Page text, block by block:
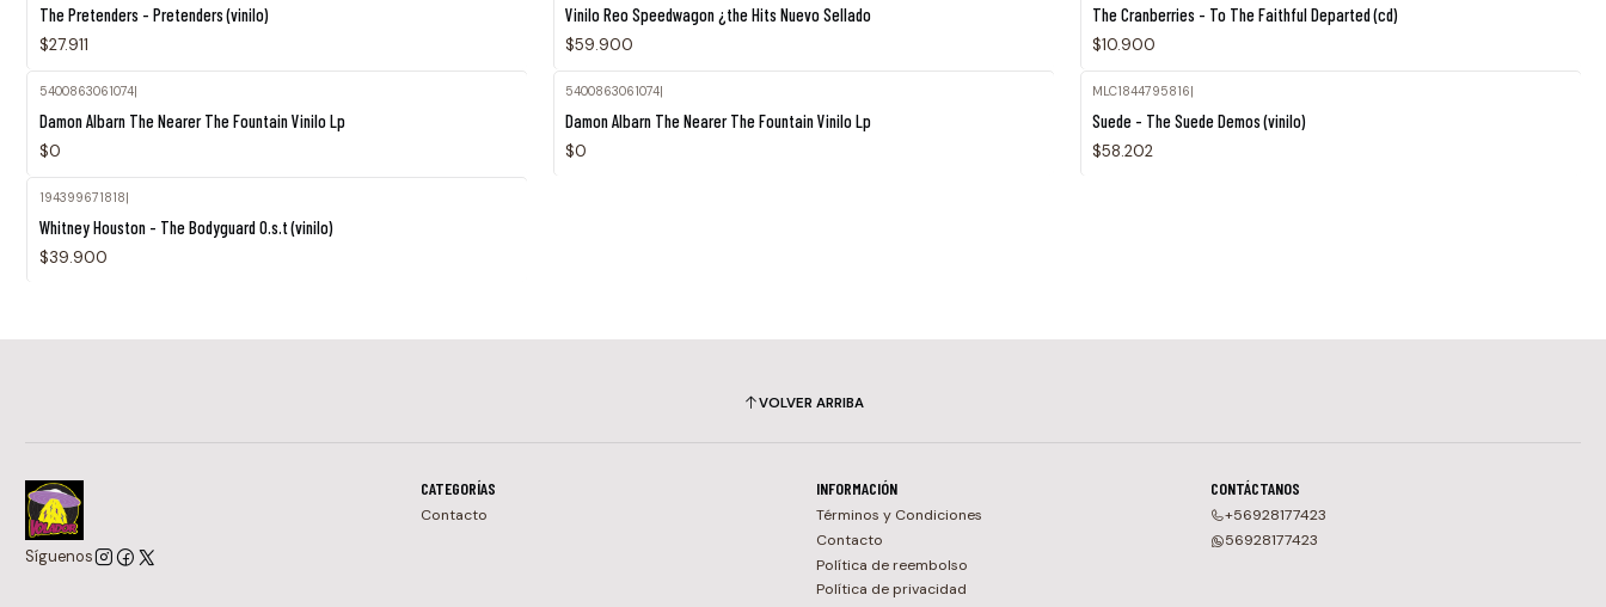
The Pretenders - Pretenders (vinilo)
$27.911
Vinilo Reo Speedwagon ¿the Hits Nuevo Sellado
$59.900
The Cranberries - To The Faithful Departed (cd)
$10.900
5400863061074|
Damon Albarn The Nearer The Fountain Vinilo Lp
$0
5400863061074|
Damon Albarn The Nearer The Fountain Vinilo Lp
$0
MLC1844795816|
Suede - The Suede Demos (vinilo)
$58.202
194399671818|
Whitney Houston - The Bodyguard O.s.t (vinilo)
$39.900
VOLVER ARRIBA
Síguenos
CATEGORÍAS
Contacto
INFORMACIÓN
Términos y Condiciones
Contacto
Política de reembolso
Política de privacidad
CONTÁCTANOS
+56928177423
56928177423